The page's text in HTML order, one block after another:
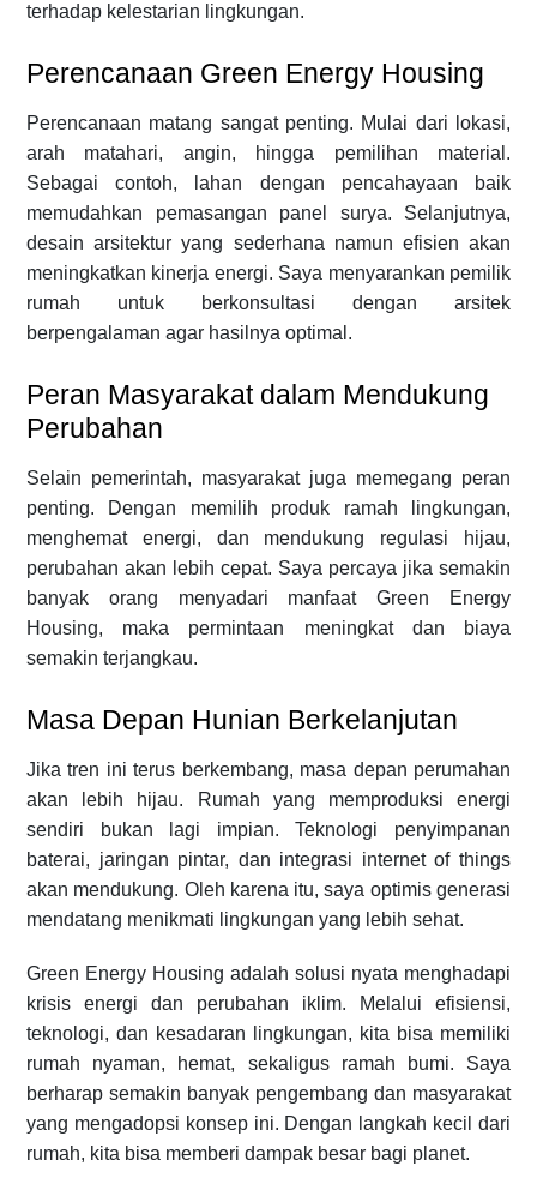
terhadap kelestarian lingkungan.
Perencanaan Green Energy Housing
Perencanaan matang sangat penting. Mulai dari lokasi,
arah matahari, angin, hingga pemilihan material.
Sebagai contoh, lahan dengan pencahayaan baik
memudahkan pemasangan panel surya. Selanjutnya,
desain arsitektur yang sederhana namun efisien akan
meningkatkan kinerja energi. Saya menyarankan pemilik
rumah untuk berkonsultasi dengan arsitek
berpengalaman agar hasilnya optimal.
Peran Masyarakat dalam Mendukung
Perubahan
Selain pemerintah, masyarakat juga memegang peran
penting. Dengan memilih produk ramah lingkungan,
menghemat energi, dan mendukung regulasi hijau,
perubahan akan lebih cepat. Saya percaya jika semakin
banyak orang menyadari manfaat Green Energy
Housing, maka permintaan meningkat dan biaya
semakin terjangkau.
Masa Depan Hunian Berkelanjutan
Jika tren ini terus berkembang, masa depan perumahan
akan lebih hijau. Rumah yang memproduksi energi
sendiri bukan lagi impian. Teknologi penyimpanan
baterai, jaringan pintar, dan integrasi internet of things
akan mendukung. Oleh karena itu, saya optimis generasi
mendatang menikmati lingkungan yang lebih sehat.
Green Energy Housing adalah solusi nyata menghadapi
krisis energi dan perubahan iklim. Melalui efisiensi,
teknologi, dan kesadaran lingkungan, kita bisa memiliki
rumah nyaman, hemat, sekaligus ramah bumi. Saya
berharap semakin banyak pengembang dan masyarakat
yang mengadopsi konsep ini. Dengan langkah kecil dari
rumah, kita bisa memberi dampak besar bagi planet.